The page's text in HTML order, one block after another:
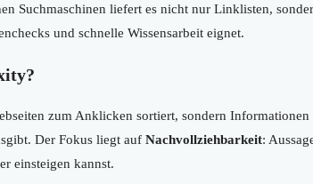
Suchmaschinen liefert es nicht nur Linklisten,
und schnelle Wissensarbeit eignet.
zum Anklicken sortiert, sondern
Der Fokus liegt auf Nachvollziehbarkeit:
einsteigen kannst.